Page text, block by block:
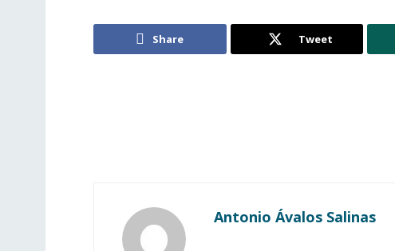
Share Tweet
Antonio Ávalos Salinas